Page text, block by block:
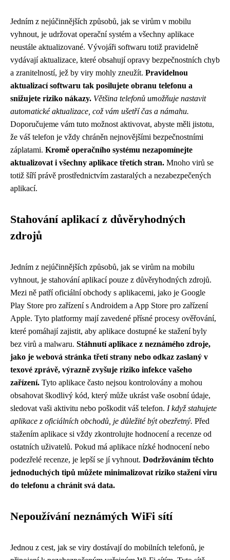
Jedním z nejúčinnějších způsobů, jak se virům v mobilu
vyhnout, je udržovat operační systém a všechny aplikace
neustále aktualizované. Vývojáři softwaru totiž pravidelně
vydávají aktualizace, které obsahují opravy bezpečnostních chyb
a zranitelností, jež by viry mohly zneužít. Pravidelnou
aktualizací softwaru tak posilujete obranu telefonu a
snižujete riziko nákazy. Většina telefonů umožňuje nastavit
automatické aktualizace, což vám ušetří čas a námahu.
Doporučujeme vám tuto možnost aktivovat, abyste měli jistotu,
že váš telefon je vždy chráněn nejnovějšími bezpečnostními
záplatami. Kromě operačního systému nezapomínejte
aktualizovat i všechny aplikace třetích stran. Mnoho virů se
totiž šíří právě prostřednictvím zastaralých a nezabezpečených
aplikací.
Stahování aplikací z důvěryhodných
zdrojů
Jedním z nejúčinnějších způsobů, jak se virům na mobilu
vyhnout, je stahování aplikací pouze z důvěryhodných zdrojů.
Mezi ně patří oficiální obchody s aplikacemi, jako je Google
Play Store pro zařízení s Androidem a App Store pro zařízení
Apple. Tyto platformy mají zavedené přísné procesy ověřování,
které pomáhají zajistit, aby aplikace dostupné ke stažení byly
bez virů a malwaru. Stáhnutí aplikace z neznámého zdroje,
jako je webová stránka třetí strany nebo odkaz zaslaný v
texové zprávě, výrazně zvyšuje riziko infekce vašeho
zařízení. Tyto aplikace často nejsou kontrolovány a mohou
obsahovat škodlivý kód, který může ukrást vaše osobní údaje,
sledovat vaši aktivitu nebo poškodit váš telefon. I když stahujete
aplikace z oficiálních obchodů, je důležité být obezřetný. Před
stažením aplikace si vždy zkontrolujte hodnocení a recenze od
ostatních uživatelů. Pokud má aplikace nízké hodnocení nebo
podezřelé recenze, je lepší se jí vyhnout. Dodržováním těchto
jednoduchých tipů můžete minimalizovat riziko stažení viru
do telefonu a chránit svá data.
Nepoužívání neznámých WiFi sítí
Jednou z cest, jak se viry dostávají do mobilních telefonů, je